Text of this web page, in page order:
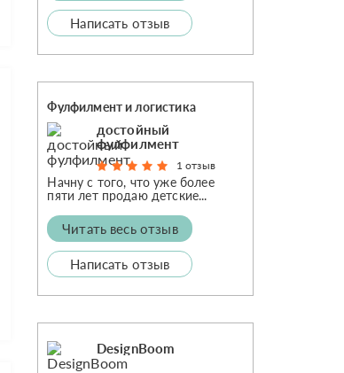
Написать отзыв
Фулфилмент и логистика
достойный
фулфилмент
1 отзыв
Начну с того, что уже более
пяти лет продаю детские...
Читать весь отзыв
Написать отзыв
DesignBoom